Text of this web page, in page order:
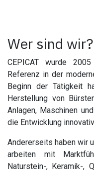
Wer sind wir?
CEPICAT wurde
Referenz in der
Beginn der Tätigkeit
Herstellung von
Anlagen, Maschinen
die Entwicklung
Andererseits haben wir
arbeiten mit
Naturstein-, Keramik-,